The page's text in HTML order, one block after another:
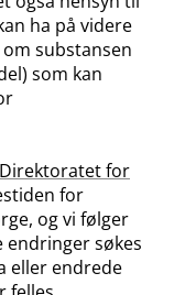
ha på videre
substansen
som kan
Direktoratet for
for
og vi følger
endringer søkes
eller endrede